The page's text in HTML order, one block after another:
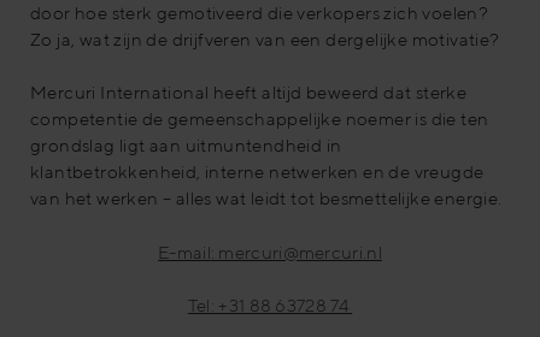
door hoe sterk gemotiveerd die verkopers zich voelen?
Zo ja, wat zijn de drijfveren van een dergelijke motivatie?
Mercuri International heeft altijd beweerd dat sterke
competentie de gemeenschappelijke noemer is die ten
grondslag ligt aan uitmuntendheid in
klantbetrokkenheid, interne netwerken en de vreugde
van het werken – alles wat leidt tot besmettelijke energie.
E-mail: mercuri@mercuri.nl
Tel: +31 88 63728 74